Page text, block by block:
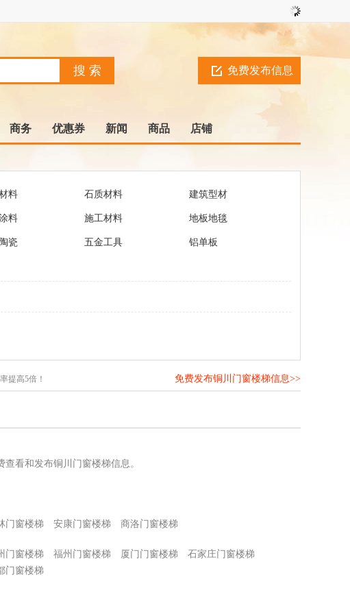
免费发布信息
商务 优惠券 新闻 商品 店铺
料 石质材料 建筑型材
料 施工材料 地板地毯
瓷 五金工具 铝单板
提高5倍！ 免费发布铜川门窗楼梯信息>>
看和发布铜川门窗楼梯信息。
门窗楼梯 安康门窗楼梯 商洛门窗楼梯
门窗楼梯 福州门窗楼梯 厦门门窗楼梯
石家庄门窗楼梯
门窗楼梯